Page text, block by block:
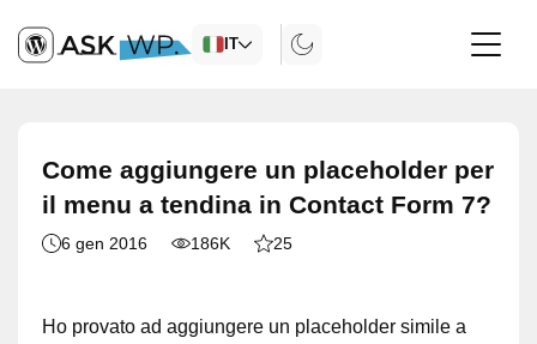
IT
Come aggiungere un placeholder per
il menu a tendina in Contact Form 7?
6 gen 2016 186K 25
Ho provato ad aggiungere un placeholder simile a